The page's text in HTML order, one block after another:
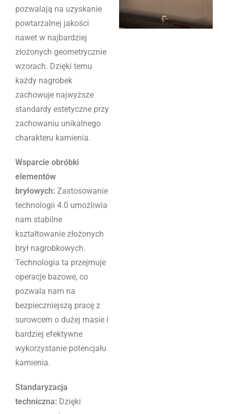
pozwalają na uzyskanie
powtarzalnej jakości
nawet w najbardziej
złożonych geometrycznie
wzorach. Dzięki temu
każdy nagrobek
zachowuje najwyższe
standardy estetyczne przy
zachowaniu unikalnego
charakteru kamienia.
Wsparcie obróbki
elementów
bryłowych: Zastosowanie
technologii 4.0 umożliwia
nam stabilne
kształtowanie złożonych
brył nagrobkowych.
Technologia ta przejmuje
operacje bazowe, co
pozwala nam na
bezpieczniejszą pracę z
surowcem o dużej masie i
bardziej efektywne
wykorzystanie potencjału
kamienia.
Standaryzacja
techniczna: Dzięki